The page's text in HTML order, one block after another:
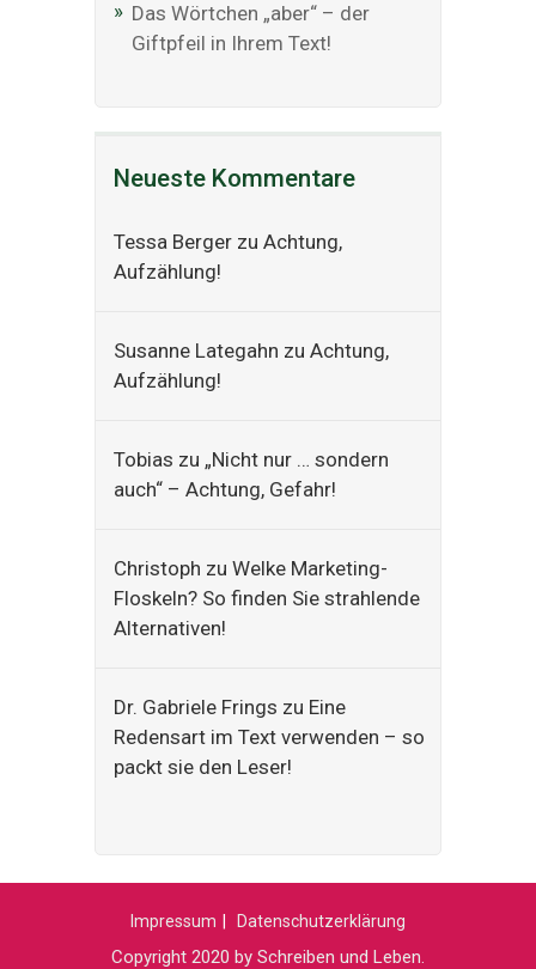
Das Wörtchen „aber“ – der
Giftpfeil in Ihrem Text!
Neueste Kommentare
Tessa Berger zu Achtung,
Aufzählung!
Susanne Lategahn zu Achtung,
Aufzählung!
Tobias zu „Nicht nur … sondern
auch“ – Achtung, Gefahr!
Christoph zu Welke Marketing-
Floskeln? So finden Sie strahlende
Alternativen!
Dr. Gabriele Frings zu Eine
Redensart im Text verwenden – so
packt sie den Leser!
Impressum Datenschutzerklärung
Copyright 2020 by Schreiben und Leben.